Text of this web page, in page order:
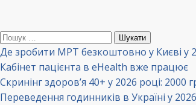
Пошук:
Де зробити МРТ безкоштовно у Києві у
Кабінет пацієнта в eHealth вже працює
Скринінг здоров’я 40+ у 2026 році:
Переведення годинників в Україні у